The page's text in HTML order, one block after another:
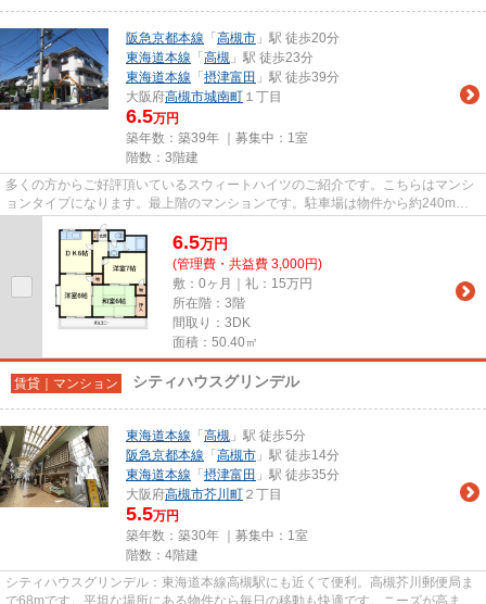
阪急京都本線 「 高槻市 」駅 徒歩20分
東海道本線 「 高槻 」駅 徒歩23分
東海道本線 「 摂津富田 」駅 徒歩39分
大阪府高槻市城南町 １丁目
6.5万円
築年数：築39年 ｜募集中： 1室
階数：3階建
多くの方からご好評頂いているスウィートハイツのご紹介です。こちらはマンシ
ョンタイプになります。最上階のマンションです。駐車場は物件から約240mで
す。当社スタッフが地域の賃貸...
6.5万円
(管理費・共益費 3,000円)
敷：0ヶ月｜礼：15万円
所在階：3階
間取り：3DK
面積：50.40㎡
賃貸｜マンション シティハウスグリンデル
東海道本線 「 高槻 」駅 徒歩5分
阪急京都本線 「 高槻市 」駅 徒歩14分
東海道本線 「 摂津富田 」駅 徒歩35分
大阪府高槻市芥川町 ２丁目
5.5万円
築年数：築30年 ｜募集中： 1室
階数：4階建
シティハウスグリンデル：東海道本線高槻駅にも近くて便利。高槻芥川郵便局ま
で68mです。平坦な場所にある物件なら毎日の移動も快適です。ニーズが高まっ